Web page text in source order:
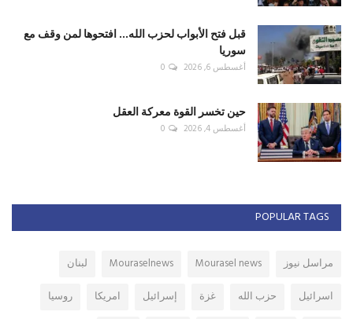
قبل فتح الأبواب لحزب الله... افتحوها لمن وقف مع
سوريا
أغسطس 6, 2026 0
حين تخسر القوة معركة العقل
أغسطس 4, 2026 0
POPULAR TAGS
مراسل نيوز Mourasel news
Mouraselnews
لبنان
اسرائيل
حزب الله غزة إسرائيل امريكا
روسيا